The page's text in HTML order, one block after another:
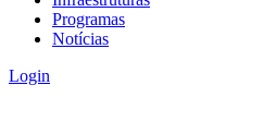
Programas
Notícias
Login